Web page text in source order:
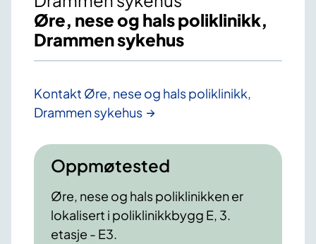
Øre, nese og hals poliklinikk,
Drammen sykehus
Kontakt Øre, nese og hals poliklinikk,
Drammen sykehus
Oppmøtested
Øre, nese og hals poliklinikken er
lokalisert i poliklinikkbygg E, 3.
etasje - E3.